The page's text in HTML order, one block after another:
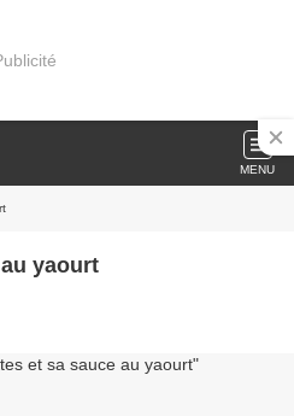
MENU
yaourt